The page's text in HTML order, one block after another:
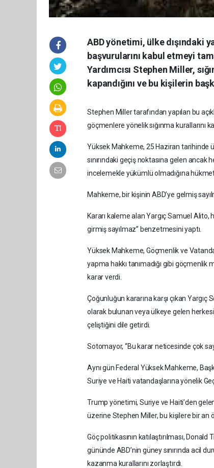
ABD yönetimi, ülke dışındaki
başvurularını kabul etmeyi
Yardımcısı Stephen Miller,
kapandığını ve bu kişilerin
Stephen Miller tarafından yapılan bu
göçmenlere yönelik sığınma kurallarını
Yüksek Mahkeme, 25 Haziran tarihinde
sınırındaki geçiş noktasına gelen ancak
incelemekle yükümlü olmadığına
Mahkeme, bir kişinin ABD’ye gelmiş
Kararı kaleme alan Yargıç Samuel Alito,
girmiş sayılmaz” benzetmesini yaptı.
Yüksek Mahkeme, Göçmenlik ve
yapma hakkı tanımadığı gibi göçmenlik
karar verdi.
Çoğunluğun kararına karşı çıkan
olarak bulunan veya ülkeye gelen
çeliştiğini dile getirdi.
Sotomayor, “Bu karar neticesinde çok
Aynı gün Federal Yüksek Mahkeme,
Suriye ve Haiti vatandaşlarına yönelik
Trump yönetimi, Suriye ve Haiti’den
üzerine Stephen Miller, bu kişilere bir an
Göç politikasının katılaştırılması,
gününde ABD’nin güney sınırında acil
kazanma kurallarını zorlaştırdı.